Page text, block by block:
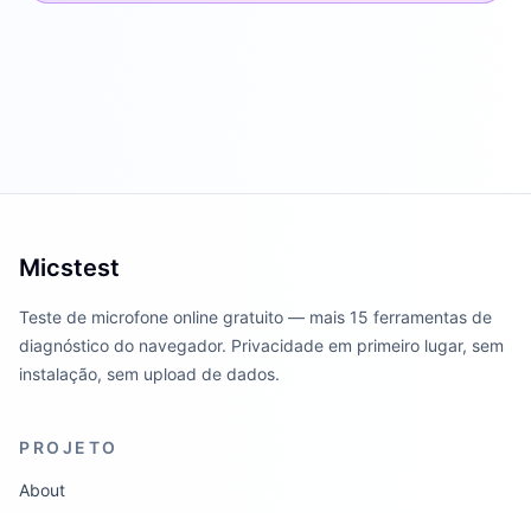
Micstest
Teste de microfone online gratuito — mais 15 ferramentas de
diagnóstico do navegador. Privacidade em primeiro lugar, sem
instalação, sem upload de dados.
PROJETO
About